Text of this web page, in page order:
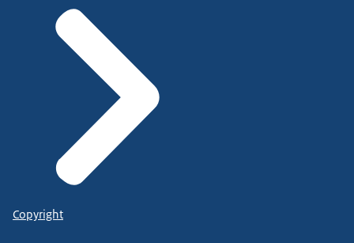
Copyright